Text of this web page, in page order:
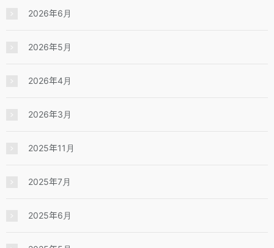
2026年6月
2026年5月
2026年4月
2026年3月
2025年11月
2025年7月
2025年6月